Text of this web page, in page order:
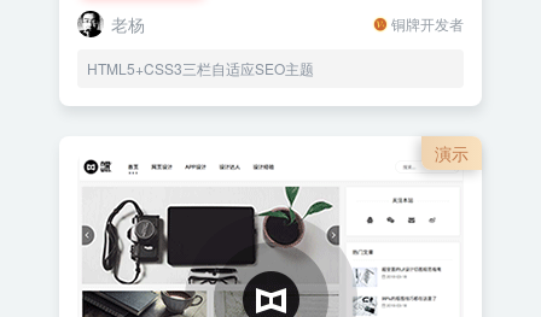
老杨 铜牌开发者
HTML5+CSS3三栏自适应SEO主题
演示